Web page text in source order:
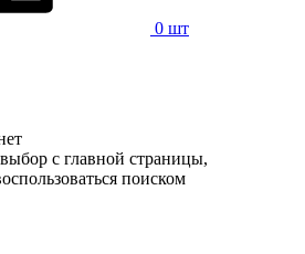
0 шт
с главной страницы,
поиском